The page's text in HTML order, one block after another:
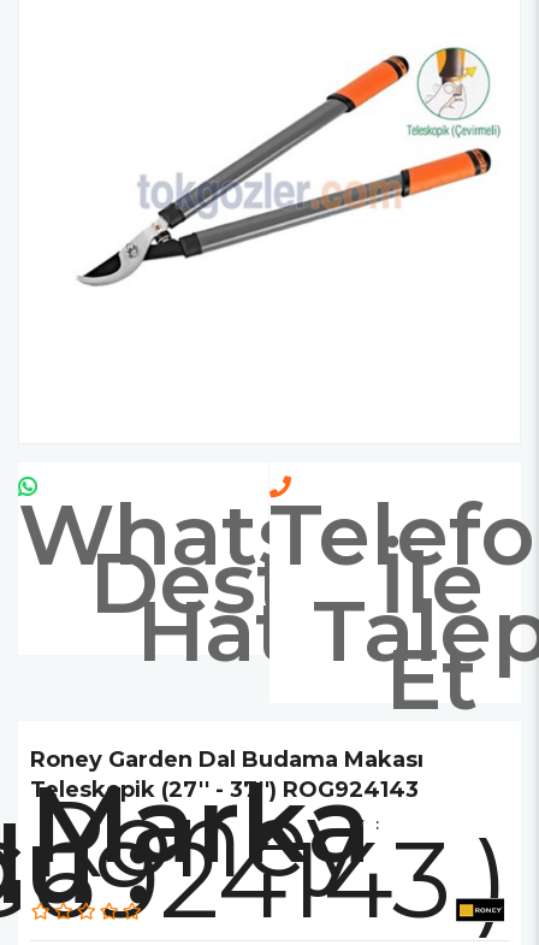
Whatsapp
Destek
Hattı İle
Et
Roney Garden Dal Budama Makası
Teleskopik (27'' - 37'') ROG924143
Marka :
Roney